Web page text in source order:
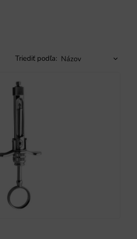
Triediť podľa: